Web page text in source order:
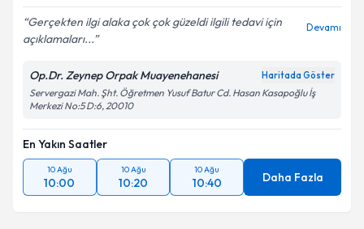
Gerçekten ilgi alaka çok çok güzeldi ilgili tedavi için
açıklamaları...
Devamı
Op.Dr. Zeynep Orpak Muayenehanesi Haritada Göster
Servergazi Mah. Şht. Öğretmen Yusuf Batur Cd. Hasan Kasapoğlu İş
Merkezi No:5 D:6, 20010
En Yakın Saatler
10 Ağu
10:00
10 Ağu
10:20
10 Ağu
10:40 Daha Fazla